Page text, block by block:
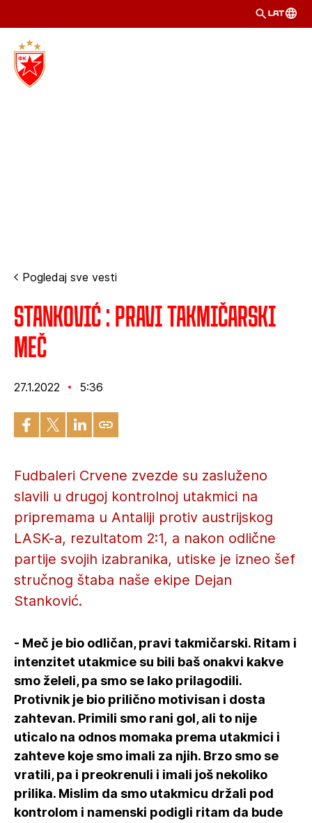
LAT
Pogledaj sve vesti
Stanković : Pravi takmičarski
meč
27.1.2022 5:36
Fudbaleri Crvene zvezde su zasluženo
slavili u drugoj kontrolnoj utakmici na
pripremama u Antaliji protiv austrijskog
LASK-a, rezultatom 2:1, a nakon odlične
partije svojih izabranika, utiske je izneo šef
stručnog štaba naše ekipe Dejan
Stanković.
- Meč je bio odličan, pravi takmičarski. Ritam i
intenzitet utakmice su bili baš onakvi kakve
smo želeli, pa smo se lako prilagodili.
Protivnik je bio prilično motivisan i dosta
zahtevan. Primili smo rani gol, ali to nije
uticalo na odnos momaka prema utakmici i
zahteve koje smo imali za njih. Brzo smo se
vratili, pa i preokrenuli i imali još nekoliko
prilika. Mislim da smo utakmicu držali pod
kontrolom i namenski podigli ritam da bude